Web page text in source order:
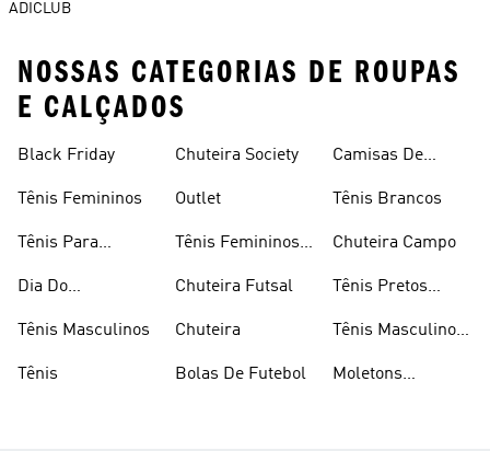
ADICLUB
NOSSAS CATEGORIAS DE ROUPAS
E CALÇADOS
Black Friday
Tênis Femininos
Tênis Para
Dia Do
Tênis Masculinos
Tênis
Chuteira Society
Outlet
Tênis Femininos
Chuteira Futsal
Chuteira
Bolas De Futebol
Camisas De
Tênis Brancos
Chuteira Campo
Tênis Pretos
Tênis Masculino
Moletons